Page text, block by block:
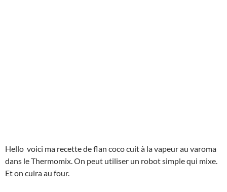
Hello voici ma recette de flan coco cuit à la vapeur au varoma
dans le Thermomix. On peut utiliser un robot simple qui mixe.
Et on cuira au four.